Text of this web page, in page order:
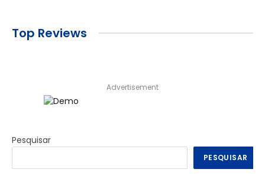
Top Reviews
Advertisement
Pesquisar
PESQUISAR